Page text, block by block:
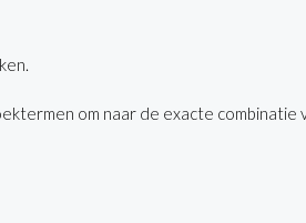
om naar de exacte combinatie